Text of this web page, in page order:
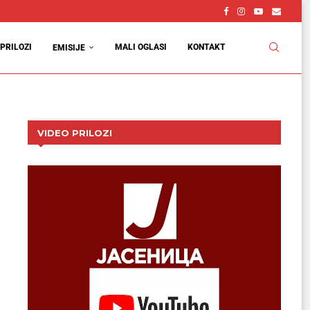
PRILOZI EMISIJE MALI OGLASI KONTAKT
VIDEO PRILOZI